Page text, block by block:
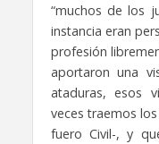
“muchos de los
instancia eran
profesión
aportaron una
ataduras, esos
veces traemos
fuero Civil-, y